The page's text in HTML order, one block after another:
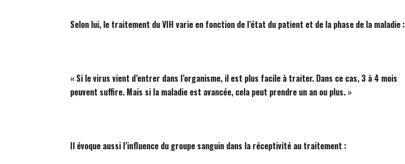
Selon lui, le traitement du VIH varie en fonction de l’état du patient et de la phase de la maladie :
« Si le virus vient d’entrer dans l’organisme, il est plus facile à traiter. Dans ce cas, 3 à 4 mois
peuvent suffire. Mais si la maladie est avancée, cela peut prendre un an ou plus. »
Il évoque aussi l’influence du groupe sanguin dans la réceptivité au traitement :